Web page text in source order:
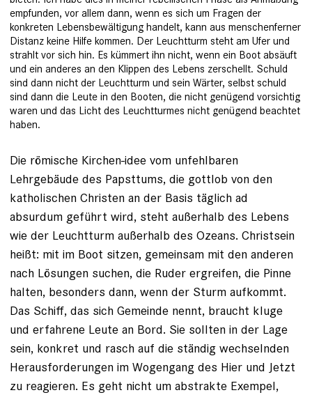
empfunden, vor allem dann, wenn es sich um Fragen der
konkreten Lebensbewältigung handelt, kann aus menschenferner
Distanz keine Hilfe kommen. Der Leuchtturm steht am Ufer und
strahlt vor sich hin. Es kümmert ihn nicht, wenn ein Boot absäuft
und ein anderes an den Klippen des Lebens zerschellt. Schuld
sind dann nicht der Leuchtturm und sein Wärter, selbst schuld
sind dann die Leute in den Booten, die nicht genügend vorsichtig
waren und das Licht des Leuchtturmes nicht genügend beachtet
haben.
Die römische Kirchen-idee vom unfehlbaren
Lehrgebäude des Papsttums, die gottlob von den
katholischen Christen an der Basis täglich ad
absurdum geführt wird, steht außerhalb des Lebens
wie der Leuchtturm außerhalb des Ozeans. Christsein
heißt: mit im Boot sitzen, gemeinsam mit den anderen
nach Lösungen suchen, die Ruder ergreifen, die Pinne
halten, besonders dann, wenn der Sturm aufkommt.
Das Schiff, das sich Gemeinde nennt, braucht kluge
und erfahrene Leute an Bord. Sie sollten in der Lage
sein, konkret und rasch auf die ständig wechselnden
Herausforderungen im Wogengang des Hier und Jetzt
zu reagieren. Es geht nicht um abstrakte Exempel,